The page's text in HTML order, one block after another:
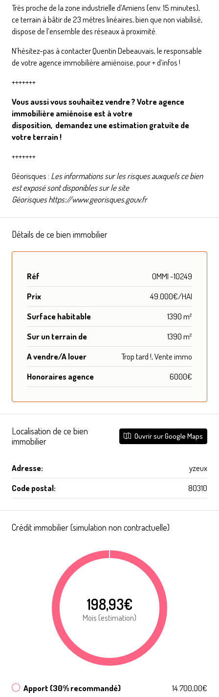
Très proche de la zone industrielle d’Amiens (env. 15 minutes),
ce terrain à bâtir de 23 métres linéaires, bien que non viabilisé,
dispose de l’ensemble des réseaux à proximité.
N’hésitez-pas à contacter Quentin Debeauvais, le responsable
de votre agence immobilière amiénoise, pour + d’infos !
+++++++
Vous aussi vous souhaitez vendre ? Votre agence
immobilière amiénoise est à votre
disposition, demandez une estimation gratuite de
votre terrain!
+++++++
Géorisques : Les informations sur les risques auxquels ce bien
est exposé sont disponibles sur le site
Géorisqueshttps://www.georisques.gouv.fr
Détails de ce bien immobilier
Réf
OMMI -10249
Prix
49.000€/HAI
Surface habitable
1390 m²
Sur un terrain de
1390 m²
A vendre/A louer
Trop tard !, Vente immo
Honoraires agence
6000€
Localisation de ce bien
immobilier
Ouvrir sur Google Maps
Adresse:
yzeux
Code postal:
80310
Crédit immobilier (simulation non contractuelle)
198,93€
Mois (estimation)
Apport (30% recommandé) 14.700,00€